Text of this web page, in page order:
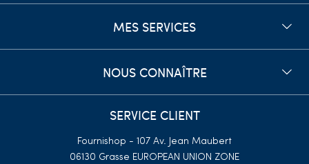
MES SERVICES
NOUS CONNAÎTRE
SERVICE CLIENT
Fournishop - 107 Av. Jean Maubert
06130 Grasse EUROPEAN UNION ZONE